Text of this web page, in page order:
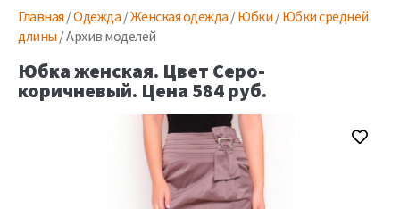
Главная /Одежда /Женская одежда /Юбки /Юбки средней
длины / Архив моделей
Юбка женская. Цвет Серо-
коричневый. Цена 584 руб.